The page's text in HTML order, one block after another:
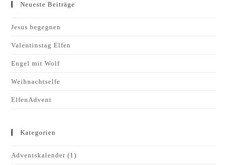
Neueste Beiträge
Jesus begegnen
Valentinstag Elfen
Engel mit Wolf
Weihnachtselfe
ElfenAdvent
Kategorien
Adventskalender (1)